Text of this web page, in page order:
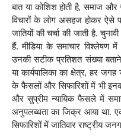
बात या कोशिश होती है, समाज
विचारों के लोग असहज होकर ऐसे
जातियों की चर्चा की जाती है.
हैं. मीडिया के समाचार
उनकी सटीक प्रतिशत संख्या
या कार्यपालिका का क्षेत्र, हर
के फैसलों और सिफारिशों में भी
और सुप्रीम न्यायिक फैसले में
अनुपलब्धता का जिक्र आया था.
सिफारिशों में जातिवार राष्ट्रीय